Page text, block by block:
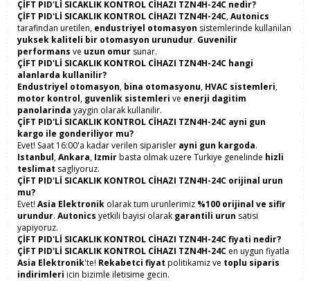
ÇİFT PID'Lİ SICAKLIK KONTROL CİHAZI TZN4H-24C nedir?
ÇİFT PID'Lİ SICAKLIK KONTROL CİHAZI TZN4H-24C,Autonics
tarafindan uretilen, endustriyel otomasyon sistemlerinde kullanilan
yuksek kaliteli bir otomasyon urunudur. Guvenilir
performans ve uzun omur sunar.
ÇİFT PID'Lİ SICAKLIK KONTROL CİHAZI TZN4H-24C hangi
alanlarda kullanilir?
Endustriyel otomasyon, bina otomasyonu, HVAC sistemleri,
motor kontrol, guvenlik sistemleri ve enerji dagitim
panolarinda yaygin olarak kullanilir.
ÇİFT PID'Lİ SICAKLIK KONTROL CİHAZI TZN4H-24C ayni gun
kargo ile gonderiliyor mu?
Evet! Saat 16:00'a kadar verilen siparisler ayni gun kargoda.
Istanbul,Ankara, Izmirbasta olmak uzere Turkiye genelinde hizli
teslimat sagliyoruz.
ÇİFT PID'Lİ SICAKLIK KONTROL CİHAZI TZN4H-24C orijinal urun
mu?
Evet!Asia Elektronik olarak tum urunlerimiz %100 orijinal ve sifir
urundur.Autonics yetkili bayisi olarak garantili urun satisi
yapiyoruz.
ÇİFT PID'Lİ SICAKLIK KONTROL CİHAZI TZN4H-24C fiyati nedir?
ÇİFT PID'Lİ SICAKLIK KONTROL CİHAZI TZN4H-24C en uygun fiyatla
Asia Elektronik'te! Rekabetci fiyat politikamiz ve toplu siparis
indirimleri icin bizimle iletisime gecin.